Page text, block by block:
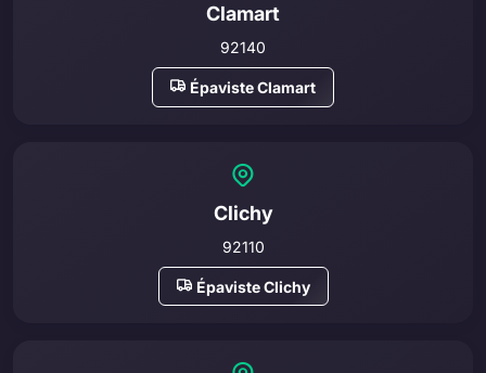
Clamart
92140
Épaviste Clamart
Clichy
92110
Épaviste Clichy